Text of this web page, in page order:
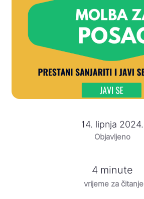
14. lipnja 2024.
Objavljeno
vrijeme za čitanje
4 minute